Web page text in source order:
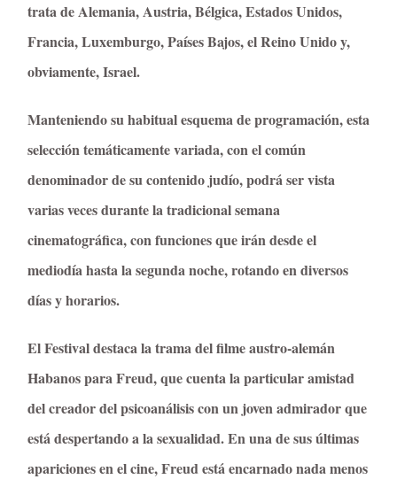
trata de Alemania, Austria, Bélgica, Estados Unidos,
Francia, Luxemburgo, Países Bajos, el Reino Unido y,
obviamente, Israel.
Manteniendo su habitual esquema de programación, esta
selección temáticamente variada, con el común
denominador de su contenido judío, podrá ser vista
varias veces durante la tradicional semana
cinematográfica, con funciones que irán desde el
mediodía hasta la segunda noche, rotando en diversos
días y horarios.
El Festival destaca la trama del filme austro-alemán
Habanos para Freud, que cuenta la particular amistad
del creador del psicoanálisis con un joven admirador que
está despertando a la sexualidad. En una de sus últimas
apariciones en el cine, Freud está encarnado nada menos